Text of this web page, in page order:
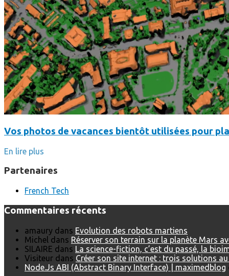
Vos photos de vacances bientôt utilisées pour
En lire plus
Partenaires
French Tech
Commentaires récents
amaury dans Evolution des robots martiens
Michel dans Réserver son terrain sur la planète Mars
SILAIRE dans La science-fiction, c’est du passé, la
Visiteur dans Créer son site internet : trois solutions au
Node.Js ABI (Abstract Binary Interface) | maximedblog